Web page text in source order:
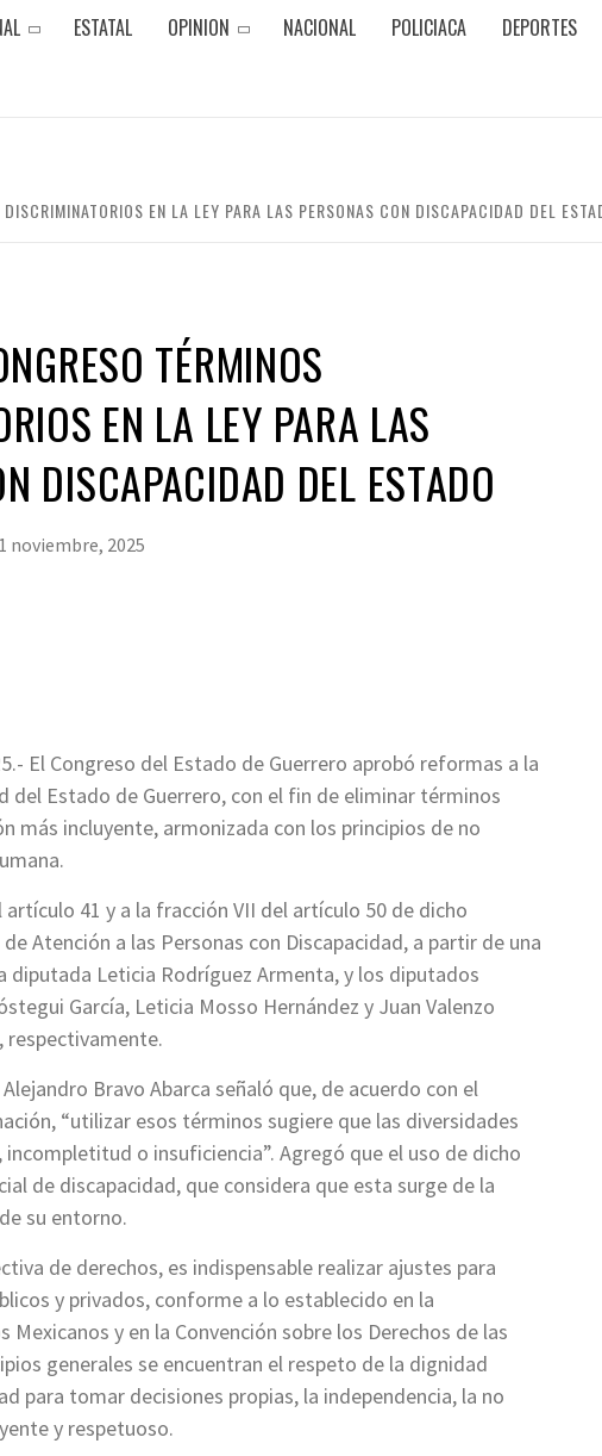
ESTATAL OPINION NACIONAL POLICIACA DEPORTES
EN LA LEY PARA LAS PERSONAS CON DISCAPACIDAD DEL
TÉRMINOS
EN LA LEY PARA LAS
DISCAPACIDAD DEL ESTADO
noviembre, 2025
El Congreso del Estado de Guerrero aprobó reformas a la
del Estado de Guerrero, con el fin de eliminar términos
más incluyente, armonizada con los principios de no
41 y a la fracción VII del artículo 50 de dicho
Atención a las Personas con Discapacidad, a partir de una
Leticia Rodríguez Armenta, y los diputados
García, Leticia Mosso Hernández y Juan Valenzo
respectivamente.
Bravo Abarca señaló que, de acuerdo con el
“utilizar esos términos sugiere que las diversidades
o insuficiencia”. Agregó que el uso de dicho
de discapacidad, que considera que esta surge de la
su entorno.
de derechos, es indispensable realizar ajustes para
y privados, conforme a lo establecido en la
y en la Convención sobre los Derechos de las
generales se encuentran el respeto de la dignidad
para tomar decisiones propias, la independencia, la no
y respetuoso.